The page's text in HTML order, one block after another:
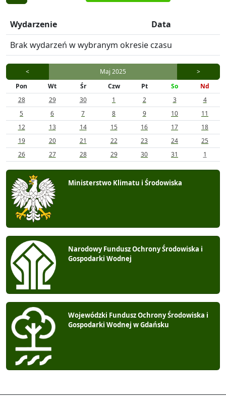
Wydarzenie
Data
Brak wydarzeń w wybranym okresie czasu
< Maj 2025
>
Pon
Wt Śr Czw Pt So
Nd
28
29 30 1 2 3
4
5
6 7 8 9 10
11
12
13 14 15 16 17
18
19
20 21 22 23 24
25
26
27 28 29 30 31 1
Ministerstwo Klimatu i Środowiska
Narodowy Fundusz Ochrony Środowiska i
Gospodarki Wodnej
Wojewódzki Fundusz Ochrony Środowiska i
Gospodarki Wodnej w Gdańsku